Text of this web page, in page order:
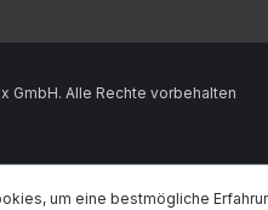
GmbH. Alle Rechte vorbehalten
um eine bestmögliche